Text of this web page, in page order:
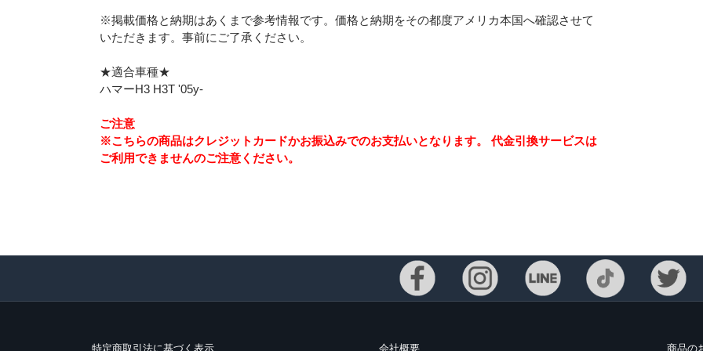
※掲載価格と納期はあくまで参考情報です。価格と納期をその都度アメリカ本国へ確認させて
いただきます。事前にご了承ください。
★適合車種★
ハマーH3 H3T '05y-
ご注意
※こちらの商品はクレジットカードかお振込みでのお支払いとなります。 代金引換サービスは
ご利用できませんのご注意ください。
Eメー
プライバ
特定商取引法に基づく表示 会社概要 商品の